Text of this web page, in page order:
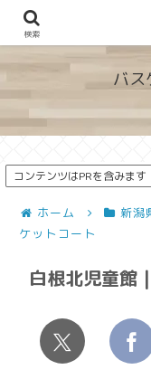
地図から探せ
バス
コンテンツはPRを含みます
ホーム 新潟
ケットコート
白根北児童館
検索